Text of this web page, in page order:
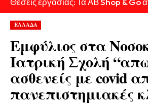
ΕΛΛΑΔΑ
Εμφύλιος στα
Ιατρική Σχολή
ασθενείς με covid
πανεπιστημιακές